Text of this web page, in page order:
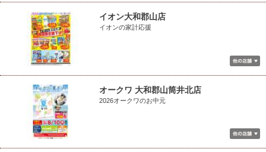
イオン大和郡山店
イオンの家計応援
オークワ 大和郡山筒井北店
2026オークワのお中元